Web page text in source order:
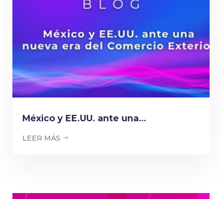
México y EE.UU. ante una...
LEER MÁS